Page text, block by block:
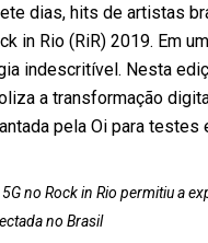
dias, hits de artistas
in Rio (RiR) 2019. Em
indescritível. Nesta
a transformação
pela Oi para testes
no Rock in Rio permitiu a
no Brasil